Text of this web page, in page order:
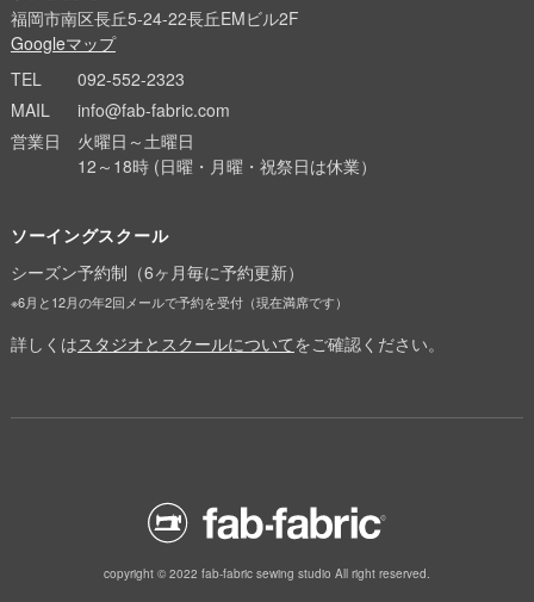
福岡市南区長丘5-24-22長丘EMビル2F
Googleマップ
TEL
092-552-2323
MAIL
info@fab-fabric.com
営業日
火曜日～土曜日
12～18時 (日曜・月曜・祝祭日は休業）
ソーイングスクール
シーズン予約制（6ヶ月毎に予約更新）
※6月と12月の年2回メールで予約を受付（現在満席です）
詳しくはスタジオとスクールについてをご確認ください。
copyright © 2022 fab-fabric sewing studio All right reserved.